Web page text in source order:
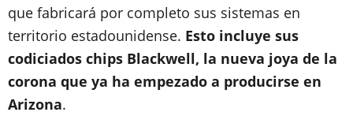
que fabricará por completo sus sistemas en
territorio estadounidense. Esto incluye sus
codiciados chips Blackwell, la nueva joya de la
corona que ya ha empezado a producirse en
Arizona.